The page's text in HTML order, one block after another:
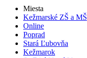
Miesta
Kežmarské ZŠ a MŠ
Online
Poprad
Stará Ľubovňa
Kežmarok